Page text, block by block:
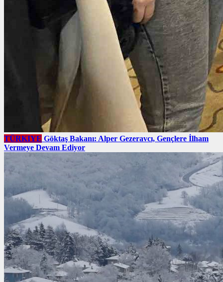
TÜRKIYE Göktaş Bakanı: Alper Gezeravcı, Gençlere İlham
Vermeye Devam Ediyor